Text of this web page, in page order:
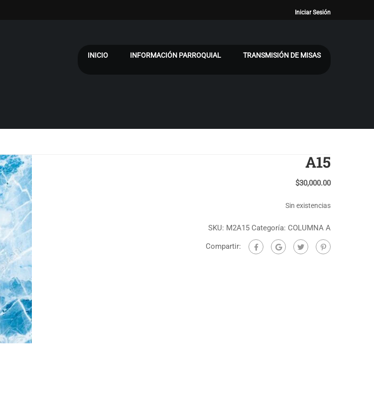
Iniciar Sesión
INICIO INFORMACIÓN PARROQUIAL TRANSMISIÓN DE MISAS
A15
$30,000.00
Sin existencias
SKU: M2A15 Categoría: COLUMNA A
Compartir: